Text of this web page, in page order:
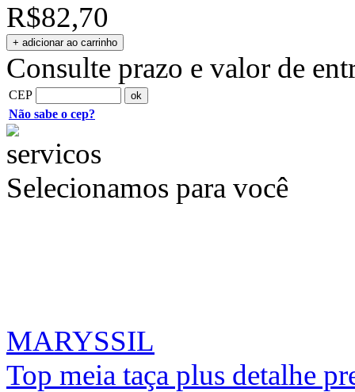
R$82,70
Consulte prazo e valor de
CEP
Não sabe o cep?
Selecionamos para você
MARYSSIL
Top meia taça plus detalhe